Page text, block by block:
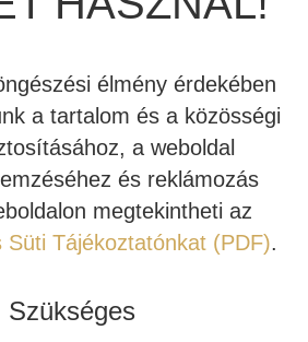
és visszatérő látogatóinkat, hogy
szoba bemutató termünkben,
került bele!
TOVÁBB
HÁZIMOZI
élmény érdekében
a tartalom és a közösségi
a weboldal
és reklámozás
megtekintheti az
Süti Tájékoztatónkat (PDF).
Szükséges